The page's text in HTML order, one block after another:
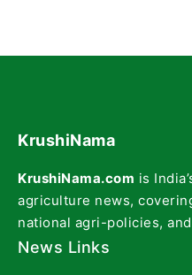
KrushiNama
KrushiNama.com is
agriculture news,
national agri-policies,
News Links